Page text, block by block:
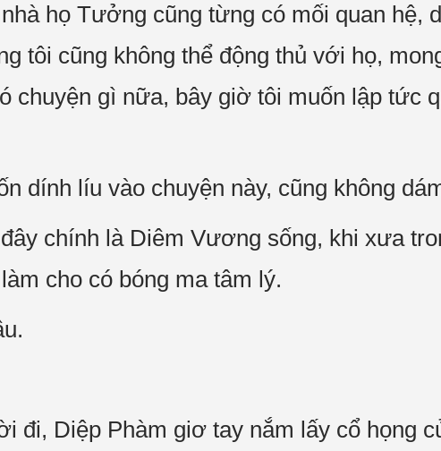
họ Tưởng cũng từng có mối quan hệ,
tôi cũng không thể động thủ với họ,
chuyện gì nữa, bây giờ tôi muốn lập tức
dính líu vào chuyện này, cũng không
chính là Diêm Vương sống, khi xưa
cho có bóng ma tâm lý.
đi, Diệp Phàm giơ tay nắm lấy cổ họng